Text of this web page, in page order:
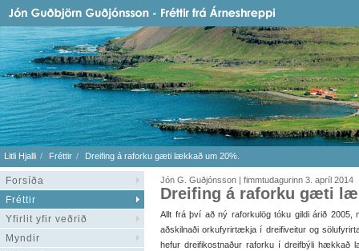
Litli Hjalli Fréttir Dreifing á raforku gæti lækkað um 20%.
Forsíða
Fréttir
Yfirlit yfir veðrið
Myndir
Jón G. Guðjónsson | fimmtudagurinn 3. apríl 2014
Dreifing á raforku gæti
Allt frá því að ný raforkulög tóku gildi árið 2005,
aðskilnaði orkufyrirtækja í dreifiveitur og
hefur dreifikostnaður raforku í dreifbýli hækkað